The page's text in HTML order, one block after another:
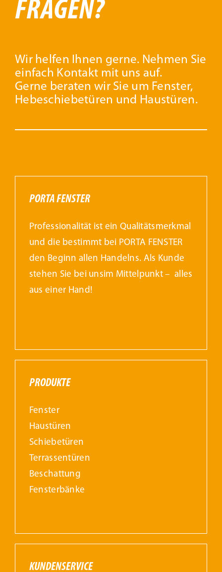
FRAGEN?
Wir helfen Ihnen gerne. Nehmen Sie
einfach Kontakt mit uns auf.
Gerne beraten wir Sie um Fenster,
Hebeschiebetüren und Haustüren.
PORTA FENSTER
Professionalität ist ein Qualitätsmerkmal
und die bestimmt bei PORTA FENSTER
den Beginn allen Handelns. Als Kunde
stehen Sie bei unsim Mittelpunkt – alles
aus einer Hand!
PRODUKTE
Fenster
Haustüren
Schiebetüren
Terrassentüren
Beschattung
Fensterbänke
KUNDENSERVICE